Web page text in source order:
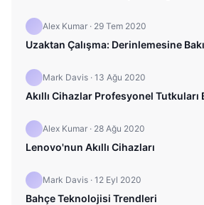
Alex Kumar · 29 Tem 2020
Uzaktan Çalışma: Derinlemesine
Mark Davis · 13 Ağu 2020
Akıllı Cihazlar Profesyonel Tutkuları
Alex Kumar · 28 Ağu 2020
Lenovo'nun Akıllı Cihazları
Mark Davis · 12 Eyl 2020
Bahçe Teknolojisi Trendleri